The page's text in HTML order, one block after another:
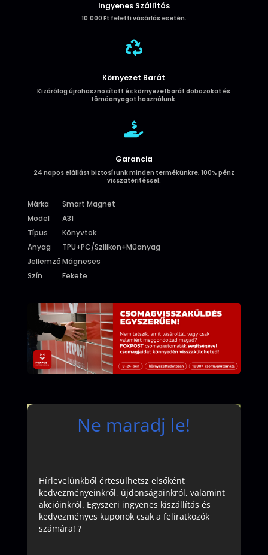
Ingyenes Szállítás
10.000 Ft feletti vásárlás esetén.

Környezet Barát
Kizárólag újrahasznosított és környezetbarát dobozokat és
tömőanyagot használunk.

Garancia
24 napos elállást biztosítunk minden termékünkre, 100% pénz
visszatéritéssel.
Márka
Smart Magnet
Model
A31
Típus
Könyvtok
Anyag
TPU+PC/Szilikon+Műanyag
JellemzőMágneses
Szín
Fekete
Ne maradj le!
Hírlevelünkből értesülhetsz elsőként
kedvezményeinkről, újdonságainkról, valamint
akcióinkról. Egyszeri ingyenes kiszállítás és
kedvezményes kuponok csak a feliratkozók
számára! ?